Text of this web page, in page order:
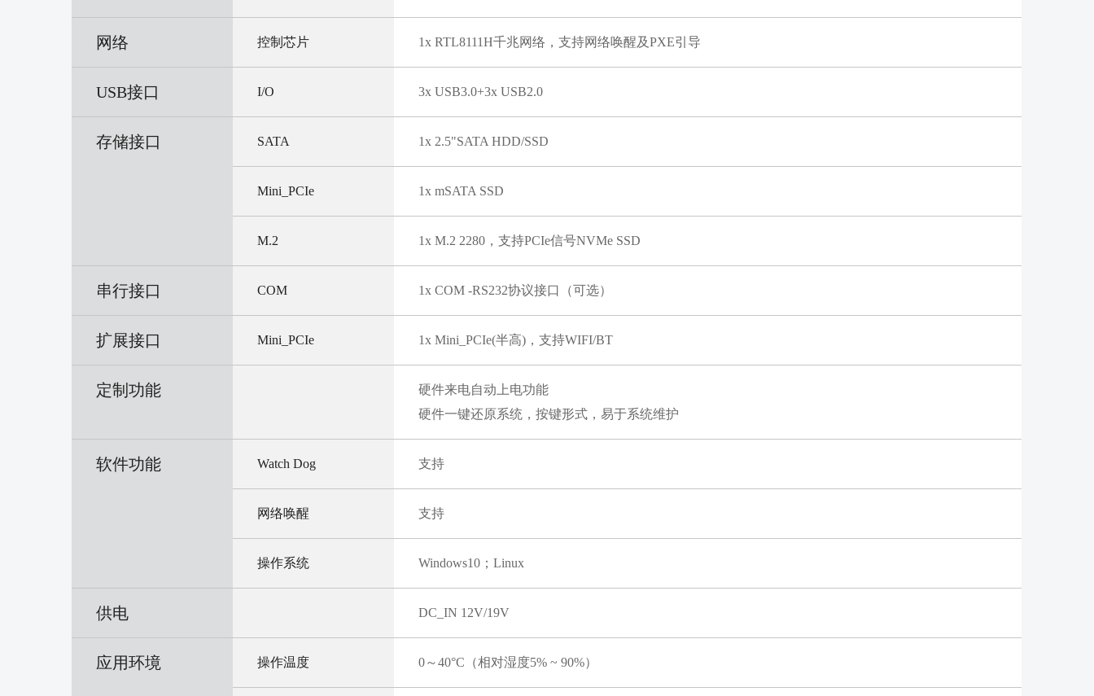
网络 控制芯片 1x RTL8111H千兆网络，支持网络唤醒及PXE引导
USB接口 I/O 3x USB3.0+3x USB2.0
存储接口 SATA 1x 2.5"SATA HDD/SSD
Mini_PCIe 1x mSATA SSD
M.2 1x M.2 2280，支持PCIe信号NVMe SSD
串行接口 COM 1x COM -RS232协议接口（可选）
扩展接口 Mini_PCIe 1x Mini_PCIe(半高)，支持WIFI/BT
定制功能
硬件来电自动上电功能
硬件一键还原系统，按键形式，易于系统维护
软件功能 Watch Dog 支持
网络唤醒 支持
操作系统 Windows10；Linux
供电 DC_IN 12V/19V
应用环境 操作温度 0～40°C（相对湿度5% ~ 90%）